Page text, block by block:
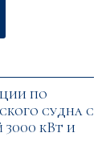
по
судна с
кВт и